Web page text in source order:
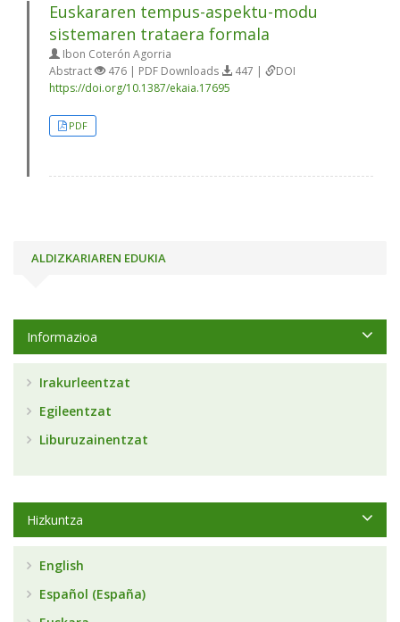
Euskararen tempus-aspektu-modu
sistemaren trataera formala
Ibon Coterón Agorria
Abstract
476 | PDF Downloads 447 |
DOI
https://doi.org/10.1387/ekaia.17695
PDF
ALDIZKARIAREN EDUKIA
Informazioa
Irakurleentzat
Egileentzat
Liburuzainentzat
Hizkuntza
English
Español (España)